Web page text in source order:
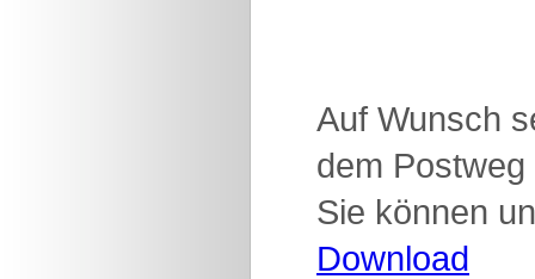
Auf Wunsch
dem Postweg
Sie können
Download